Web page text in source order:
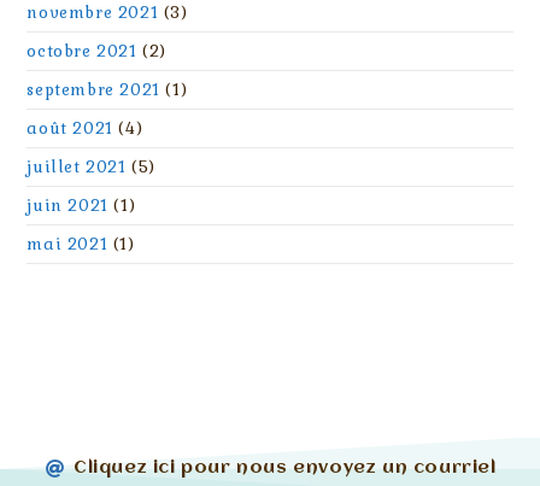
novembre 2021 (3)
octobre 2021 (2)
septembre 2021 (1)
août 2021 (4)
juillet 2021 (5)
juin 2021 (1)
mai 2021 (1)
Cliquez ici pour nous envoyez un courriel